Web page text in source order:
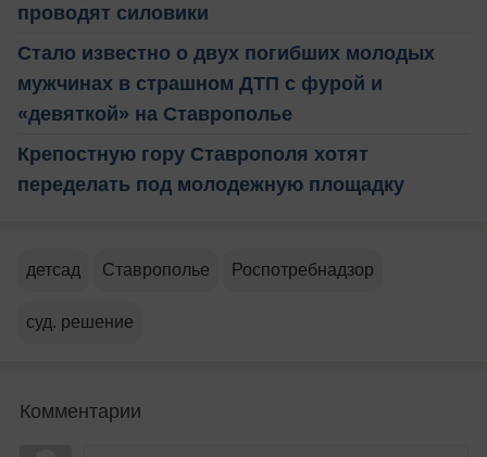
проводят силовики
Стало известно о двух погибших молодых
мужчинах в страшном ДТП с фурой и
«девяткой» на Ставрополье
Крепостную гору Ставрополя хотят
переделать под молодежную площадку
детсад Ставрополье Роспотребнадзор
суд. решение
Комментарии